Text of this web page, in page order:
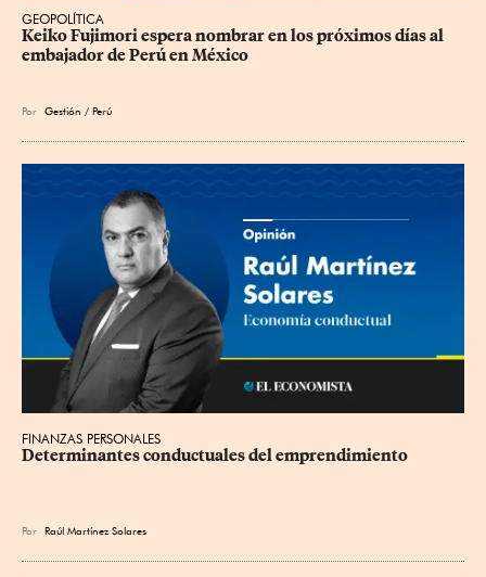
GEOPOLÍTICA
Keiko Fujimori espera nombrar en los próximos días al
embajador de Perú en México
Por Gestión / Perú
FINANZAS PERSONALES
Determinantes conductuales del emprendimiento
Por Raúl Martínez Solares